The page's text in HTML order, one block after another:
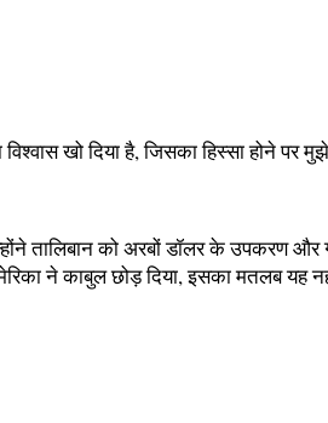
खो दिया है, जिसका हिस्सा होने पर मुझे
तालिबान को अरबों डॉलर के उपकरण
ने काबुल छोड़ दिया, इसका मतलब यह